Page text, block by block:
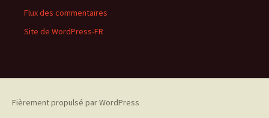
Flux des commentaires
Site de WordPress-FR
Fièrement propulsé par WordPress